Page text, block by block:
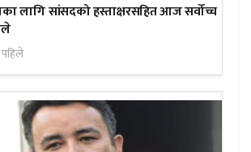
लागि सांसदको हस्ताक्षरसहित आज सर्वोच्च